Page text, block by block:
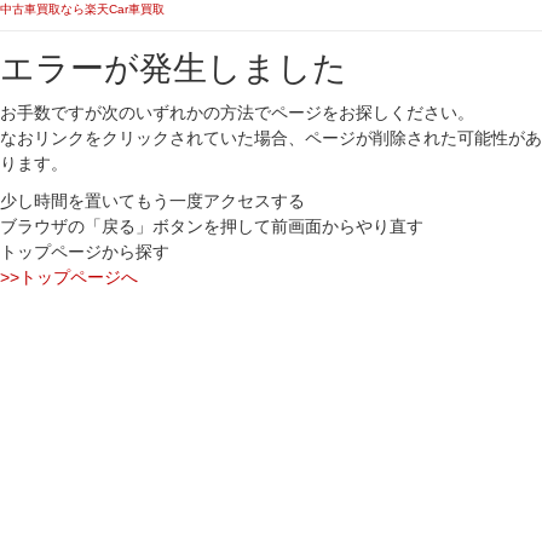
中古車買取なら楽天Car車買取
エラーが発生しました
お手数ですが次のいずれかの方法でページをお探しください。
なおリンクをクリックされていた場合、ページが削除された可能性があ
ります。
少し時間を置いてもう一度アクセスする
ブラウザの「戻る」ボタンを押して前画面からやり直す
トップページから探す
>>トップページへ